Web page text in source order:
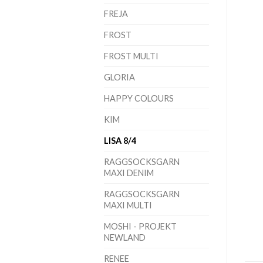
FREJA
FROST
FROST MULTI
GLORIA
HAPPY COLOURS
KIM
LISA 8/4
RAGGSOCKSGARN
MAXI DENIM
RAGGSOCKSGARN
MAXI MULTI
MOSHI - PROJEKT
NEWLAND
RENEE